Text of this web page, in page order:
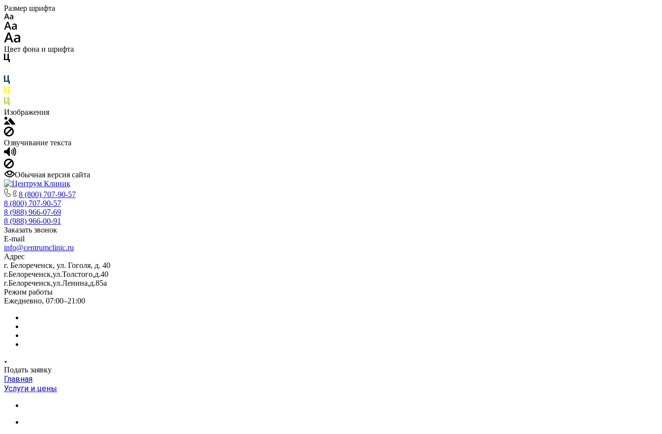
Размер шрифта
Цвет фона и шрифта
Изображения
Озвучивание текста
Обычная версия сайта
8 (800) 707-90-57
8 (800) 707-90-57
8 (988) 966-07-69
8 (988) 966-00-91
Заказать звонок
E-mail
info@centrumclinic.ru
Адрес
г. Белореченск, ул. Гоголя, д. 40
г.Белореченск,ул.Толстого,д.40
г.Белореченск,ул.Ленина,д.85а
Режим работы
Ежедневно, 07:00–21:00
Подать заявку
Главная
Услуги и цены